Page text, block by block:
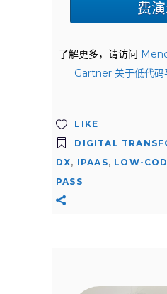
费
了解更多，请访问
Gartner 关于低代码
LIKE
DIGITAL
DX, IPAAS, LOW-
PASS